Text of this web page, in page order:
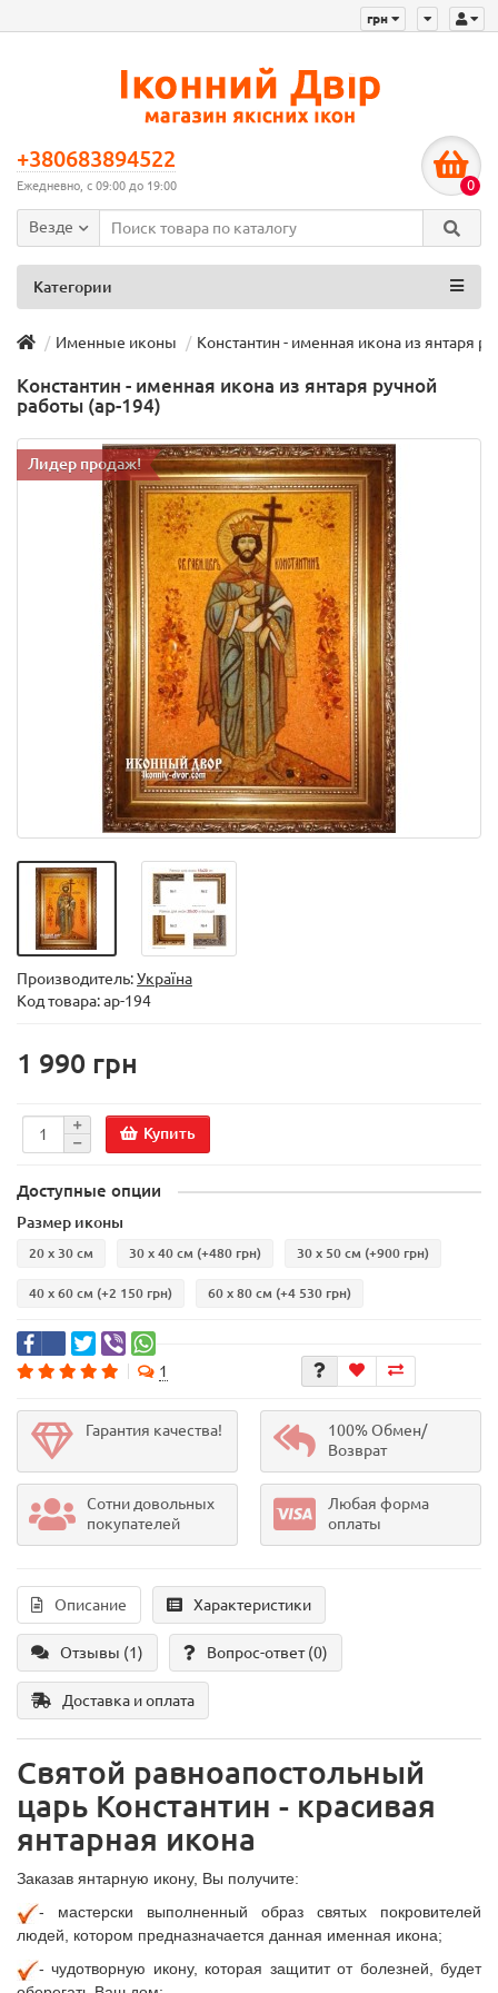
грн
+380683894522
Ежедневно, с 09:00 до 19:00 0
Везде
Категории
Именные иконы Константин - именная икона из янтаря
Константин - именная икона из янтаря ручной
работы (ар-194)
Лидер продаж!
Производитель:Україна
Код товара:ар-194
1 990 грн
Купить
Доступные опции
Размер иконы
20 х 30 см 30 х 40 см (+480 грн) 30 х 50 см (+900 грн)
40 х 60 см (+2 150 грн) 60 х 80 см (+4 530 грн)
1
Гарантия качества!
100% Обмен/
Возврат
Сотни довольных
покупателей
Любая форма
оплаты
Описание Характеристики
Отзывы (1) Вопрос-ответ(0)
Доставка и оплата
Святой равноапостольный
царь Константин - красивая
янтарная икона
Заказав янтарную икону, Вы получите:
- мастерски выполненный образ святых покровителей
людей, котором предназначается данная именная икона;
- чудотворную икону, которая защитит от болезней, будет